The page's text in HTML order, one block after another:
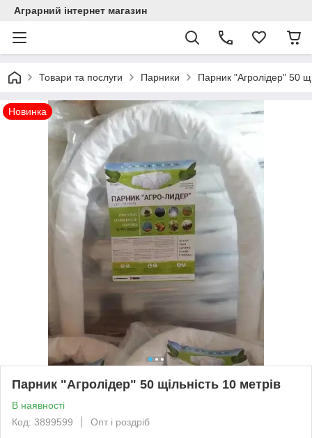
Аграрний інтернет магазин
Товари та послуги Парники Парник "Агролідер" 50
Новинка
Парник "Агролідер" 50 щільність 10 метрів
В наявності
Код: 3899599
Опт і роздріб